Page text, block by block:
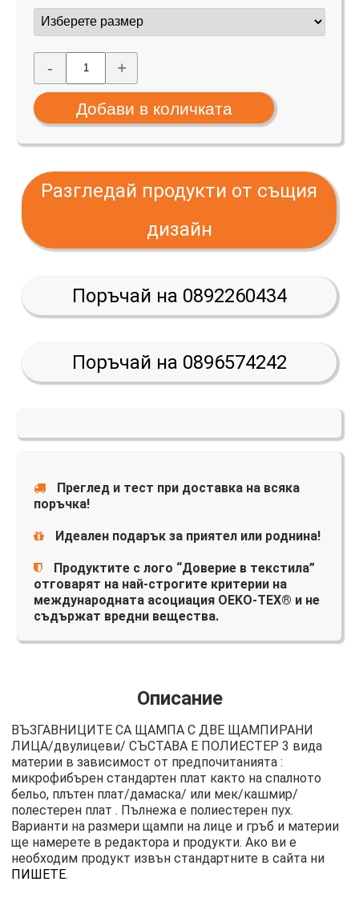
- +
Разгледай продукти от същия
дизайн
Поръчай на 0892260434
Поръчай на 0896574242
Преглед и тест при доставка на всяка
поръчка!
Идеален подарък за приятел или роднина!
Продуктите с лого “Доверие в текстила”
отговарят на най-строгите критерии на
международната асоциация OEKO-TEX® и не
съдържат вредни вещества.
Описание
ВЪЗГАВНИЦИТЕ СА ЩАМПА С ДВЕ ЩАМПИРАНИ
ЛИЦА/двулицеви/ СЪСТАВА Е ПОЛИЕСТЕР 3 вида
материи в зависимост от предпочитанията :
микрофибърен стандартен плат както на спалното
бельо, плътен плат/дамаска/ или мек/кашмир/
полестерен плат . Пълнежа е полиестерен пух.
Варианти на размери щампи на лице и гръб и материи
ще намерете в редактора и продукти. Ако ви е
необходим продукт извън стандартните в сайта ни
ПИШЕТЕ.